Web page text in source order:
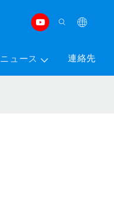
ニュース 連絡先